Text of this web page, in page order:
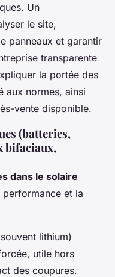
Un
le site,
panneaux et garantir
transparente
la portée des
aux normes, ainsi
vente disponible.
(batteries,
bifaciaux,
dans le solaire
et la
lithium)
utile hors
des coupures.